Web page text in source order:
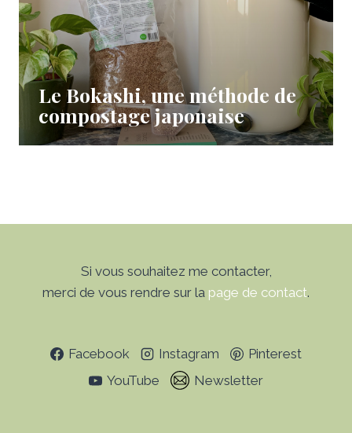
Le Bokashi, une méthode de
compostage japonaise
Si vous souhaitez me contacter,
merci de vous rendre sur la page de contact.
Facebook Instagram
Pinterest
YouTube
Newsletter